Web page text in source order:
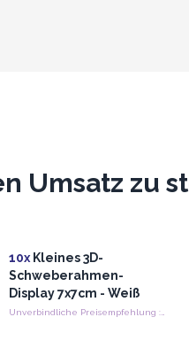
Umsatz zu
10x Kleines 3D-
Schweberahmen-
Display 7x7cm - Weiß